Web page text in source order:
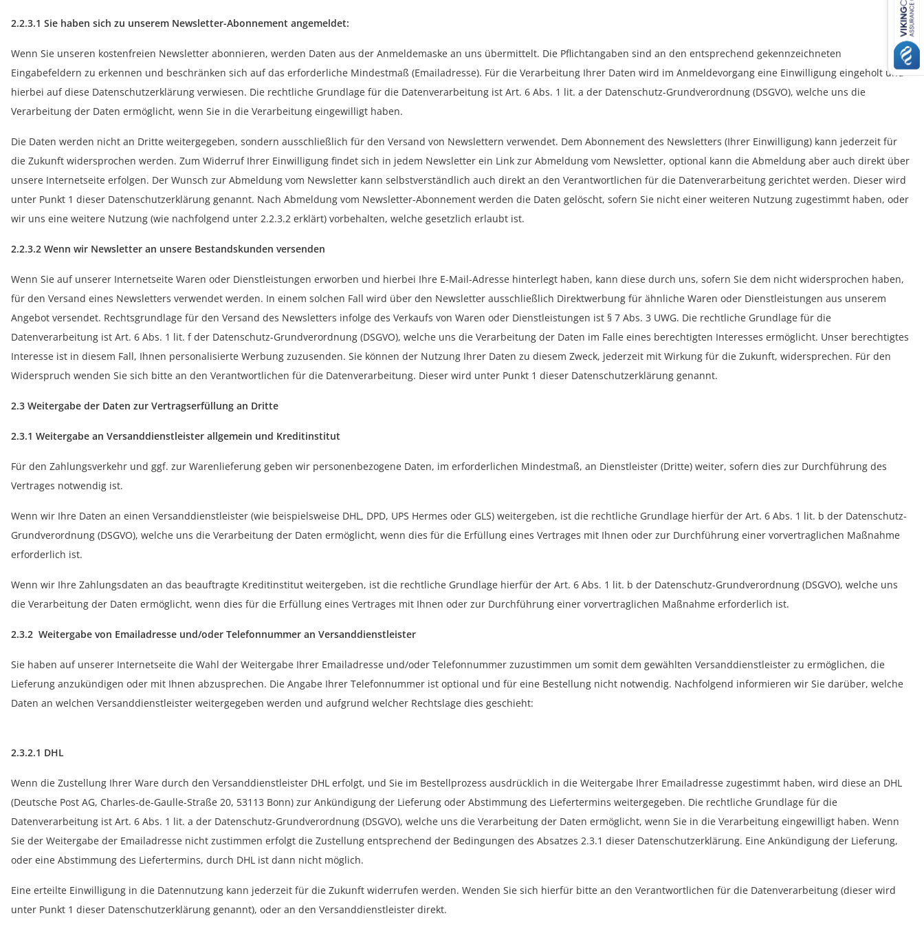
2.2.3.1 Sie haben sich zu unserem Newsletter-Abonnement angemeldet:
Wenn Sie unseren kostenfreien Newsletter abonnieren, werden Daten aus der Anmeldemaske an uns übermittelt. Die Pflichtangaben sind an den entsprechend gekennzeichneten
Eingabefeldern zu erkennen und beschränken sich auf das erforderliche Mindestmaß (Emailadresse). Für die Verarbeitung Ihrer Daten wird im Anmeldevorgang eine Einwilligung eingeholt und
hierbei auf diese Datenschutzerklärung verwiesen. Die rechtliche Grundlage für die Datenverarbeitung ist Art. 6 Abs. 1 lit. a der Datenschutz-Grundverordnung (DSGVO), welche uns die
Verarbeitung der Daten ermöglicht, wenn Sie in die Verarbeitung eingewilligt haben.
Die Daten werden nicht an Dritte weitergegeben, sondern ausschließlich für den Versand von Newslettern verwendet. Dem Abonnement des Newsletters (Ihrer Einwilligung) kann jederzeit für
die Zukunft widersprochen werden. Zum Widerruf Ihrer Einwilligung findet sich in jedem Newsletter ein Link zur Abmeldung vom Newsletter, optional kann die Abmeldung aber auch direkt über
unsere Internetseite erfolgen. Der Wunsch zur Abmeldung vom Newsletter kann selbstverständlich auch direkt an den Verantwortlichen für die Datenverarbeitung gerichtet werden. Dieser wird
unter Punkt 1 dieser Datenschutzerklärung genannt. Nach Abmeldung vom Newsletter-Abonnement werden die Daten gelöscht, sofern Sie nicht einer weiteren Nutzung zugestimmt haben, oder
wir uns eine weitere Nutzung (wie nachfolgend unter 2.2.3.2 erklärt) vorbehalten, welche gesetzlich erlaubt ist.
2.2.3.2 Wenn wir Newsletter an unsere Bestandskunden versenden
Wenn Sie auf unserer Internetseite Waren oder Dienstleistungen erworben und hierbei Ihre E-Mail-Adresse hinterlegt haben, kann diese durch uns, sofern Sie dem nicht widersprochen haben,
für den Versand eines Newsletters verwendet werden. In einem solchen Fall wird über den Newsletter ausschließlich Direktwerbung für ähnliche Waren oder Dienstleistungen aus unserem
Angebot versendet. Rechtsgrundlage für den Versand des Newsletters infolge des Verkaufs von Waren oder Dienstleistungen ist § 7 Abs. 3 UWG. Die rechtliche Grundlage für die
Datenverarbeitung ist Art. 6 Abs. 1 lit. f der Datenschutz-Grundverordnung (DSGVO), welche uns die Verarbeitung der Daten im Falle eines berechtigten Interesses ermöglicht. Unser berechtigtes
Interesse ist in diesem Fall, Ihnen personalisierte Werbung zuzusenden. Sie können der Nutzung Ihrer Daten zu diesem Zweck, jederzeit mit Wirkung für die Zukunft, widersprechen. Für den
Widerspruch wenden Sie sich bitte an den Verantwortlichen für die Datenverarbeitung. Dieser wird unter Punkt 1 dieser Datenschutzerklärung genannt.
2.3 Weitergabe der Daten zur Vertragserfüllung an Dritte
2.3.1 Weitergabe an Versanddienstleister allgemein und Kreditinstitut
Für den Zahlungsverkehr und ggf. zur Warenlieferung geben wir personenbezogene Daten, im erforderlichen Mindestmaß, an Dienstleister (Dritte) weiter, sofern dies zur Durchführung des
Vertrages notwendig ist.
Wenn wir Ihre Daten an einen Versanddienstleister (wie beispielsweise DHL, DPD, UPS Hermes oder GLS) weitergeben, ist die rechtliche Grundlage hierfür der Art. 6 Abs. 1 lit. b der Datenschutz-
Grundverordnung (DSGVO), welche uns die Verarbeitung der Daten ermöglicht, wenn dies für die Erfüllung eines Vertrages mit Ihnen oder zur Durchführung einer vorvertraglichen Maßnahme
erforderlich ist.
Wenn wir Ihre Zahlungsdaten an das beauftragte Kreditinstitut weitergeben, ist die rechtliche Grundlage hierfür der Art. 6 Abs. 1 lit. b der Datenschutz-Grundverordnung (DSGVO), welche uns
die Verarbeitung der Daten ermöglicht, wenn dies für die Erfüllung eines Vertrages mit Ihnen oder zur Durchführung einer vorvertraglichen Maßnahme erforderlich ist.
2.3.2 Weitergabe von Emailadresse und/oder Telefonnummer an Versanddienstleister
Sie haben auf unserer Internetseite die Wahl der Weitergabe Ihrer Emailadresse und/oder Telefonnummer zuzustimmen um somit dem gewählten Versanddienstleister zu ermöglichen, die
Lieferung anzukündigen oder mit Ihnen abzusprechen. Die Angabe Ihrer Telefonnummer ist optional und für eine Bestellung nicht notwendig. Nachfolgend informieren wir Sie darüber, welche
Daten an welchen Versanddienstleister weitergegeben werden und aufgrund welcher Rechtslage dies geschieht:
2.3.2.1 DHL
Wenn die Zustellung Ihrer Ware durch den Versanddienstleister DHL erfolgt, und Sie im Bestellprozess ausdrücklich in die Weitergabe Ihrer Emailadresse zugestimmt haben, wird diese an DHL
(Deutsche Post AG, Charles-de-Gaulle-Straße 20, 53113 Bonn) zur Ankündigung der Lieferung oder Abstimmung des Liefertermins weitergegeben. Die rechtliche Grundlage für die
Datenverarbeitung ist Art. 6 Abs. 1 lit. a der Datenschutz-Grundverordnung (DSGVO), welche uns die Verarbeitung der Daten ermöglicht, wenn Sie in die Verarbeitung eingewilligt haben. Wenn
Sie der Weitergabe der Emailadresse nicht zustimmen erfolgt die Zustellung entsprechend der Bedingungen des Absatzes 2.3.1 dieser Datenschutzerklärung. Eine Ankündigung der Lieferung,
oder eine Abstimmung des Liefertermins, durch DHL ist dann nicht möglich.
Eine erteilte Einwilligung in die Datennutzung kann jederzeit für die Zukunft widerrufen werden. Wenden Sie sich hierfür bitte an den Verantwortlichen für die Datenverarbeitung (dieser wird
unter Punkt 1 dieser Datenschutzerklärung genannt), oder an den Versanddienstleister direkt.